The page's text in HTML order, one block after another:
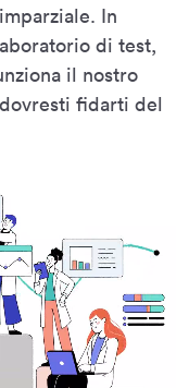
In
di test,
il nostro
fidarti del